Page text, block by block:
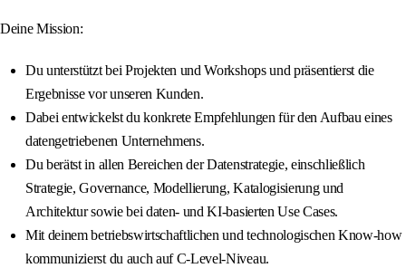
Deine Mission:
Du unterstützt bei Projekten und Workshops und präsentierst die
Ergebnisse vor unseren Kunden.
Dabei entwickelst du konkrete Empfehlungen für den Aufbau eines
datengetriebenen Unternehmens.
Du berätst in allen Bereichen der Datenstrategie, einschließlich
Strategie, Governance, Modellierung, Katalogisierung und
Architektur sowie bei daten- und KI-basierten Use Cases.
Mit deinem betriebswirtschaftlichen und technologischen Know-how
kommunizierst du auch auf C-Level-Niveau.